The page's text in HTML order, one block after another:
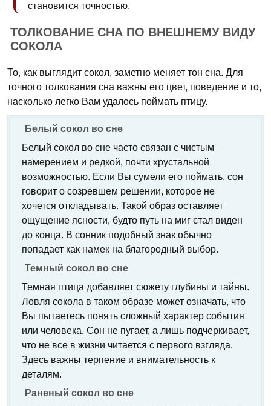
становится точностью.
ТОЛКОВАНИЕ СНА ПО ВНЕШНЕМУ ВИДУ
СОКОЛА
То, как выглядит сокол, заметно меняет тон сна. Для
точного толкования сна важны его цвет, поведение и то,
насколько легко Вам удалось поймать птицу.
Белый сокол во сне
Белый сокол во сне часто связан с чистым
намерением и редкой, почти хрустальной
возможностью. Если Вы сумели его поймать, сон
говорит о созревшем решении, которое не
хочется откладывать. Такой образ оставляет
ощущение ясности, будто путь на миг стал виден
до конца. В сонник подобный знак обычно
попадает как намек на благородный выбор.
Темный сокол во сне
Темная птица добавляет сюжету глубины и тайны.
Ловля сокола в таком образе может означать, что
Вы пытаетесь понять сложный характер события
или человека. Сон не пугает, а лишь подчеркивает,
что не все в жизни читается с первого взгляда.
Здесь важны терпение и внимательность к
деталям.
Раненый сокол во сне